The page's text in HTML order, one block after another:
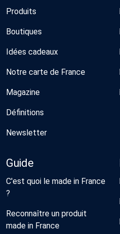
Produits
Boutiques
Idées cadeaux
Notre carte de France
Magazine
Définitions
Newsletter
Guide
C'est quoi le made in France
?
Reconnaître un produit
made in France